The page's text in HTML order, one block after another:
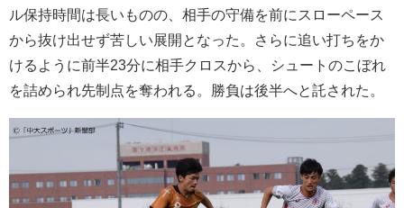
ル保持時間は長いものの、相手の守備を前にスローペース
から抜け出せず苦しい展開となった。さらに追い打ちをか
けるように前半23分に相手クロスから、シュートのこぼれ
を詰められ先制点を奪われる。勝負は後半へと託された。